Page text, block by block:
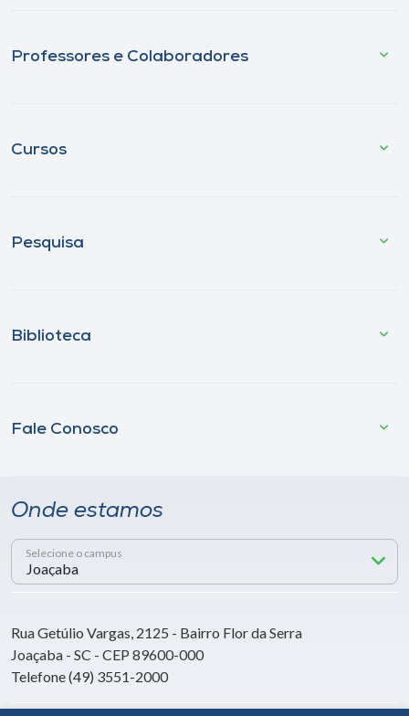
Professores e Colaboradores
Cursos
Pesquisa
Biblioteca
Fale Conosco
Onde estamos
Selecione o campus
Rua Getúlio Vargas, 2125 - Bairro Flor da Serra
Joaçaba - SC - CEP 89600-000
Telefone (49) 3551-2000